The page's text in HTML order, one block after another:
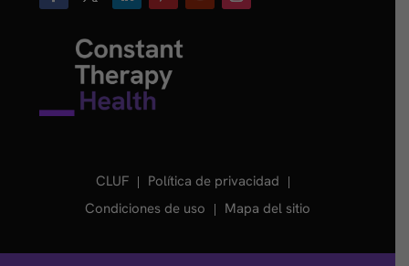
CLUF
Política de privacidad
Condiciones de uso
Mapa del sitio